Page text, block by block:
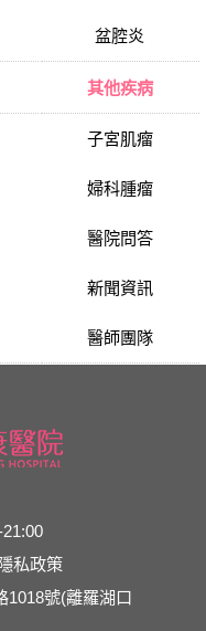
盆腔炎
其他疾病
子宮肌瘤
婦科腫瘤
醫院問答
新聞資訊
醫師團隊
隱私政策
1018號(離羅湖口